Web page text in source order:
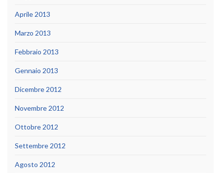
Aprile 2013
Marzo 2013
Febbraio 2013
Gennaio 2013
Dicembre 2012
Novembre 2012
Ottobre 2012
Settembre 2012
Agosto 2012